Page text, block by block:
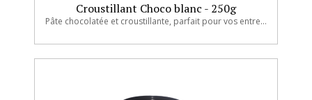
Croustillant Choco blanc - 250g
Pâte chocolatée et croustillante, parfait pour vos entremets !